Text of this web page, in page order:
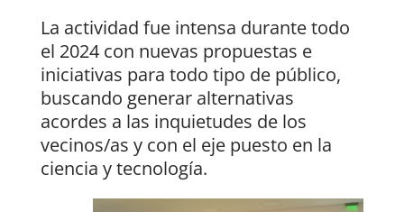
La actividad fue intensa durante todo
el 2024 con nuevas propuestas e
iniciativas para todo tipo de público,
buscando generar alternativas
acordes a las inquietudes de los
vecinos/as y con el eje puesto en la
ciencia y tecnología.